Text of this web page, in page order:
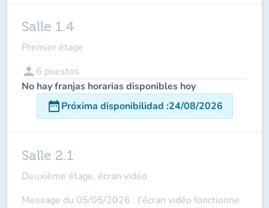
Salle 1.4
Premier étage
person 6 puestos
No hay franjas horarias disponibles hoy
date_rangePróxima disponibilidad :24/08/2026
Salle 2.1
Deuxième étage, écran vidéo
Message du 05/05/2026 : l'écran vidéo fonctionne